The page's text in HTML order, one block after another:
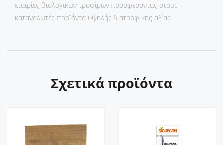
εταιρίες βιολογικών τροφίμων προσφέροντας στους
καταναλωτές προϊόντα υψηλής διατροφικής αξίας.
Σχετικά προϊόντα